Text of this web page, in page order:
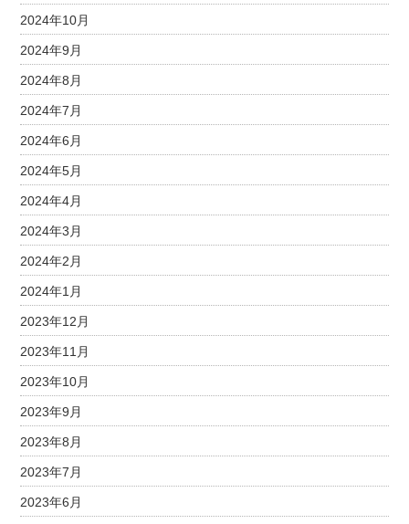
2024年10月
2024年9月
2024年8月
2024年7月
2024年6月
2024年5月
2024年4月
2024年3月
2024年2月
2024年1月
2023年12月
2023年11月
2023年10月
2023年9月
2023年8月
2023年7月
2023年6月